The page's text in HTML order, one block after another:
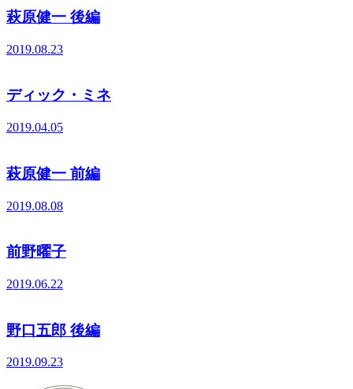
萩原健一 後編
2019.08.23
ディック・ミネ
2019.04.05
萩原健一 前編
2019.08.08
前野曜子
2019.06.22
野口五郎 後編
2019.09.23